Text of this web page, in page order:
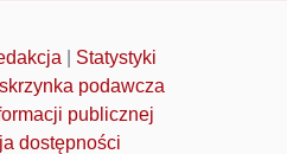
Statystyki
podawcza
publicznej
dostępności